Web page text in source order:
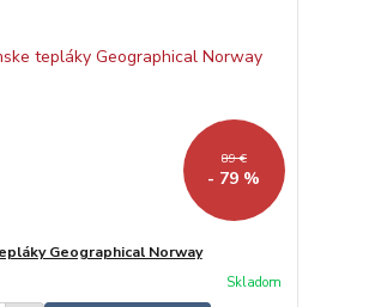
89 €
- 79 %
Geographical Norway
Skladom